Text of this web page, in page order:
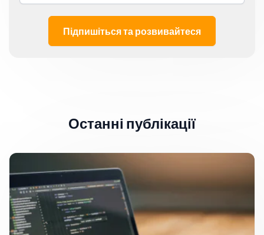
Підпишіться та розвивайтеся
Останні публікації